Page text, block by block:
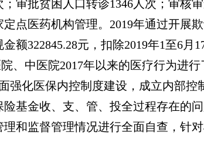
审批贫困人口转诊1346人次；审核
点医药机构管理。2019年通过开展
额322845.28元，扣除2019年1至6月
、中医院2017年以来的医疗行为进行
强化医保内控制度建设，成立内部控
险基金收、支、管、投全过程存在的
和监督管理情况进行全面自查，针